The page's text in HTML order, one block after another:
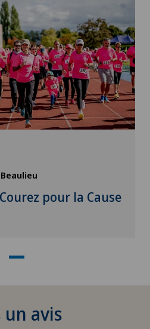
pour la Cause
un avis